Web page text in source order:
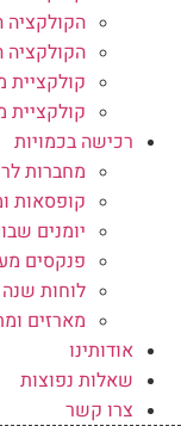
הקולקציה
הקולקציה
קולקציית
רכישה בכמויות
מחברות
קופסאות
יומנים
פנקסים
לוחות
מארזים
אודותינו
שאלות נפוצות
צרו קשר